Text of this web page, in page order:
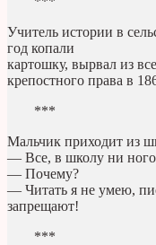
Учитель истории в
год копали
картошку, вырвал из
крепостного права в
***
Мальчик приходит из
— Все, в школу ни
— Почему?
— Читать я не умею,
запрещают!
***